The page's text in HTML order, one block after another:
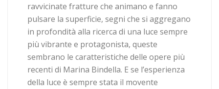
ravvicinate fratture che animano e fanno
pulsare la superficie, segni che si aggregano
in profondità alla ricerca di una luce sempre
più vibrante e protagonista, queste
sembrano le caratteristiche delle opere più
recenti di Marina Bindella. E se l’esperienza
della luce è sempre stata il movente